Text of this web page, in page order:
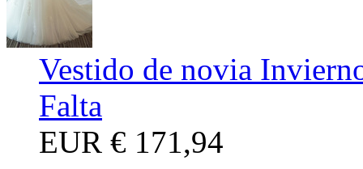
Vestido de novia
Falta
EUR € 171,94